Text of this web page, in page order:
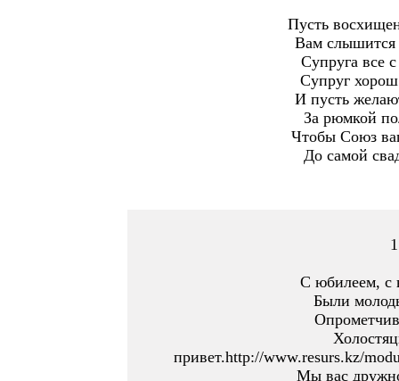
Пусть
Вам слышится
Супруга все
Супруг
И пусть
За рюмкой
Чтобы Союз
До самой
С юбилеем, с
Были
привет.http://www.resurs.kz/
Мы вас